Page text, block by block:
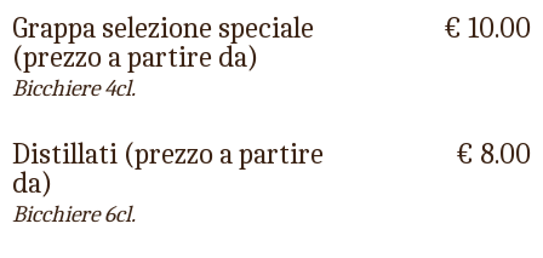
Grappa selezione speciale
(prezzo a partire da)
Bicchiere 4cl.
€ 10.00
Distillati (prezzo a partire
da)
Bicchiere 6cl.
€ 8.00